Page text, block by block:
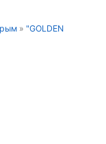
» "GOLDEN